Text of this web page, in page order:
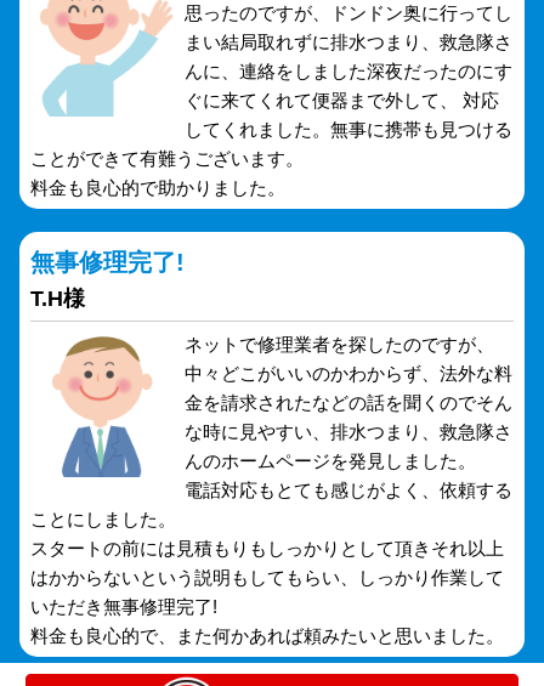
思ったのですが、ドンドン奥に行ってし
まい結局取れずに排水つまり、救急隊さ
んに、連絡をしました深夜だったのにす
ぐに来てくれて便器まで外して、 対応
してくれました。無事に携帯も見つける
ことができて有難うございます。
料金も良心的で助かりました。
無事修理完了!
T.H様
ネットで修理業者を探したのですが、
中々どこがいいのかわからず、法外な料
金を請求されたなどの話を聞くのでそん
な時に見やすい、排水つまり、救急隊さ
んのホームページを発見しました。
電話対応もとても感じがよく、依頼する
ことにしました。
スタートの前には見積もりもしっかりとして頂きそれ以上
はかからないという説明もしてもらい、しっかり作業して
いただき無事修理完了!
料金も良心的で、また何かあれば頼みたいと思いました。